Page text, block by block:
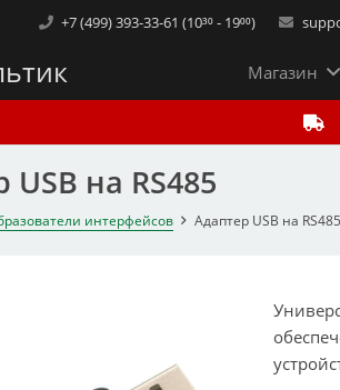
+7 (499) 393-33-61 (10³⁰ - 19⁰⁰)
Магазин
на RS485
интерфейсов Адаптер USB на RS485